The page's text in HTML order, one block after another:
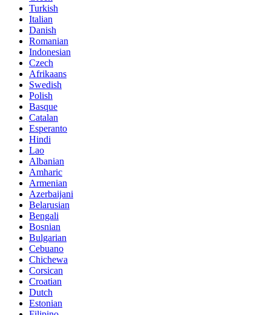
Turkish
Italian
Danish
Romanian
Indonesian
Czech
Afrikaans
Swedish
Polish
Basque
Catalan
Esperanto
Hindi
Lao
Albanian
Amharic
Armenian
Azerbaijani
Belarusian
Bengali
Bosnian
Bulgarian
Cebuano
Chichewa
Corsican
Croatian
Dutch
Estonian